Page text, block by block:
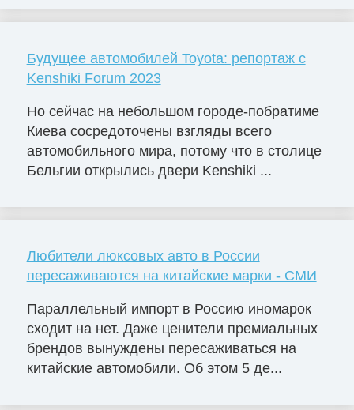
Будущее автомобилей Toyota: репортаж с
Kenshiki Forum 2023
Но сейчас на небольшом городе-побратиме
Киева сосредоточены взгляды всего
автомобильного мира, потому что в столице
Бельгии открылись двери Kenshiki ...
Любители люксовых авто в России
пересаживаются на китайские марки - СМИ
Параллельный импорт в Россию иномарок
сходит на нет. Даже ценители премиальных
брендов вынуждены пересаживаться на
китайские автомобили. Об этом 5 де...